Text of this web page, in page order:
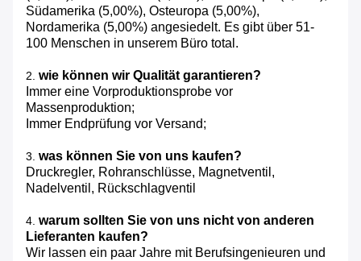
Südamerika (5,00%), Osteuropa (5,00%),
Nordamerika (5,00%) angesiedelt. Es gibt über 51-
100 Menschen in unserem Büro total.
2. wie können wir Qualität garantieren?
Immer eine Vorproduktionsprobe vor
Massenproduktion;
Immer Endprüfung vor Versand;
3. was können Sie von uns kaufen?
Druckregler, Rohranschlüsse, Magnetventil,
Nadelventil, Rückschlagventil
4. warum sollten Sie von uns nicht von anderen
Lieferanten kaufen?
Wir lassen ein paar Jahre mit Berufsingenieuren und